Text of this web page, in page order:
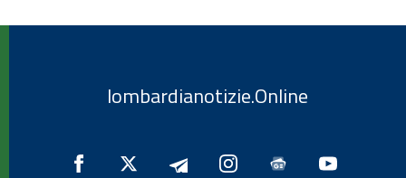
lombardianotizie.Online